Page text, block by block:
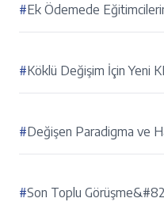
#Ek Ödemede
#Köklü Değişim İçin Yeni
#Değişen Paradigma ve
#Son Toplu